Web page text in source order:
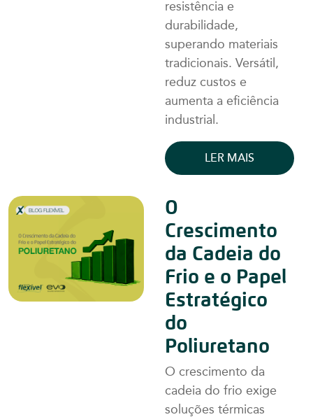
resistência e
durabilidade,
superando materiais
tradicionais. Versátil,
reduz custos e
aumenta a eficiência
industrial.
LER MAIS
O
Crescimento
da Cadeia do
Frio e o Papel
Estratégico
do
Poliuretano
O crescimento da
cadeia do frio exige
soluções térmicas